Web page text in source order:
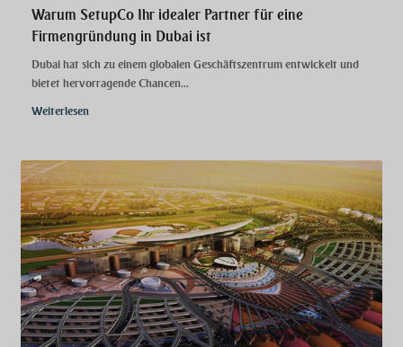
Warum SetupCo Ihr idealer Partner für eine
Firmengründung in Dubai ist
Dubai hat sich zu einem globalen Geschäftszentrum entwickelt und
bietet hervorragende Chancen...
Weiterlesen